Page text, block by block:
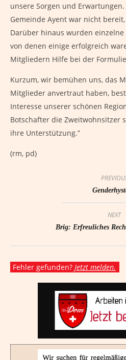
unsere Sorgen und
Gemeinde Ayent war nicht
Darüber hinaus wurden
von denen einige erfolgreich
Mitgliedern Hilfe bei der
Kurzum, wir bemühen uns, das
Mitglieder anvertraut haben,
Interesse unserer schönen
Botschafter die Zweitwohnsitzer
ihre Unterstützung.”
(rm, pd)
NEXT
Brig: Erfreuliches
Fehler gefunden? Jetzt melden.